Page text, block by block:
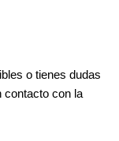
o tienes dudas
contacto con la